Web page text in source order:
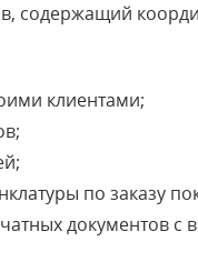
содержащий
клиентами;
по заказу
документов